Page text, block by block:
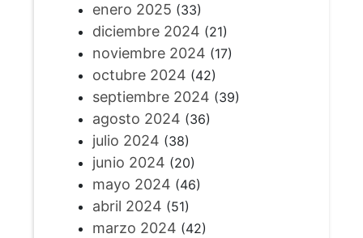
enero 2025 (33)
diciembre 2024 (21)
noviembre 2024 (17)
octubre 2024 (42)
septiembre 2024 (39)
agosto 2024 (36)
julio 2024 (38)
junio 2024 (20)
mayo 2024 (46)
abril 2024 (51)
marzo 2024 (42)